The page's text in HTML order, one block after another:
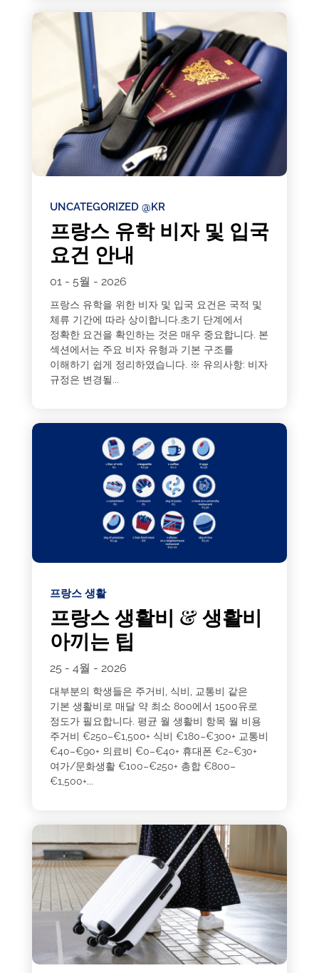
UNCATEGORIZED @KR
프랑스 유학 비자 및 입국
요건 안내
01 - 5월 - 2026
프랑스 유학을 위한 비자 및 입국 요건은 국적 및
체류 기간에 따라 상이합니다.초기 단계에서
정확한 요건을 확인하는 것은 매우 중요합니다. 본
섹션에서는 주요 비자 유형과 기본 구조를
이해하기 쉽게 정리하였습니다. ※ 유의사항: 비자
규정은 변경될...
프랑스 생활
프랑스 생활비 & 생활비
아끼는 팁
25 - 4월 - 2026
대부분의 학생들은 주거비, 식비, 교통비 같은
기본 생활비로 매달 약 최소 800에서 1500유로
정도가 필요합니다. 평균 월 생활비 항목 월 비용
주거비 €250–€1,500+ 식비 €180–€300+ 교통비
€40–€90+ 의료비 €0–€40+ 휴대폰 €2–€30+
여가/문화생활 €100–€250+ 총합 €800–
€1,500+...